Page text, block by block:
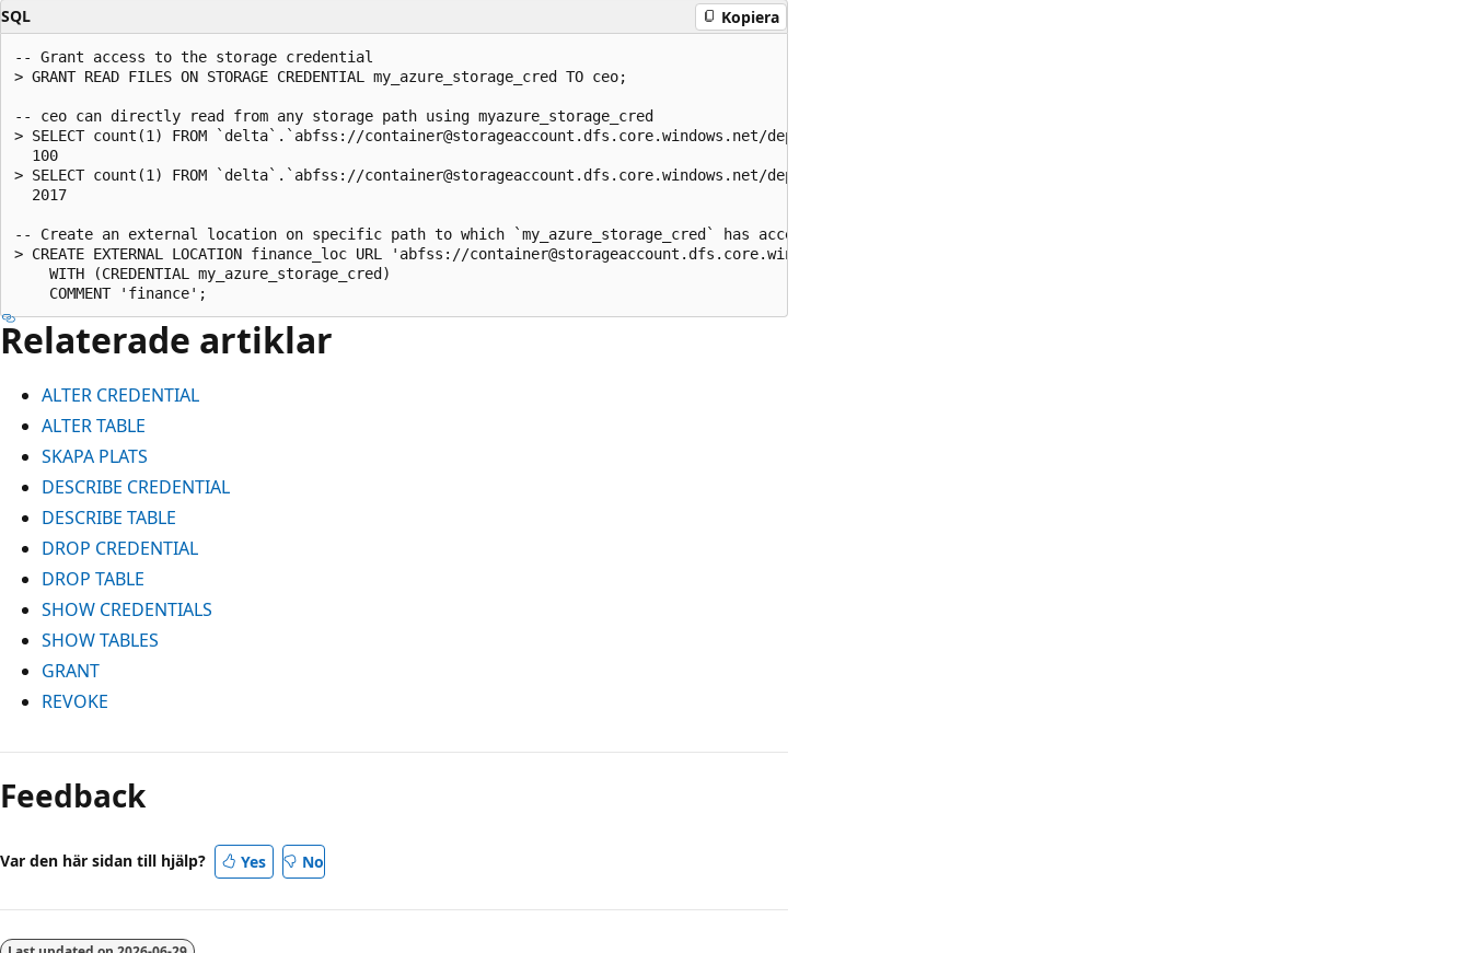
SQL Kopiera
-- Grant access to the storage credential
> GRANT READ FILES ON STORAGE CREDENTIAL my_azure_storage_cred TO ceo;
-- ceo can directly read from any storage path using myazure_storage_cred
> SELECT count(1) FROM `delta`.`abfss://container@storageaccount.dfs.core.windows.net/depts/finance/forecast/somefile` WITH (CREDENTIAL my_azure_storage_cred);
  100
> SELECT count(1) FROM `delta`.`abfss://container@storageaccount.dfs.core.windows.net/depts/hr/employees` WITH (CREDENTIAL my_azure_storage_cred);
  2017
-- Create an external location on specific path to which `my_azure_storage_cred` has access
> CREATE EXTERNAL LOCATION finance_loc URL 'abfss://container@storageaccount.dfs.core.windows.net/depts/finance'
    WITH (CREDENTIAL my_azure_storage_cred)
Relaterade artiklar
ALTER CREDENTIAL
ALTER TABLE
SKAPA PLATS
DESCRIBE CREDENTIAL
DESCRIBE TABLE
DROP CREDENTIAL
DROP TABLE
SHOW CREDENTIALS
SHOW TABLES
GRANT
REVOKE
Feedback
Var den här sidan till hjälp? Yes No